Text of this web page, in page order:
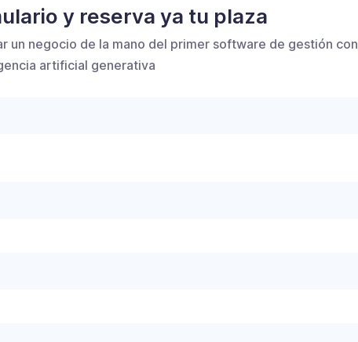
y reserva ya tu plaza
un negocio de la mano del primer software de gestión con
artificial generativa